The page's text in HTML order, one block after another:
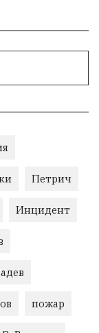
Петрич
Инцидент
пожар